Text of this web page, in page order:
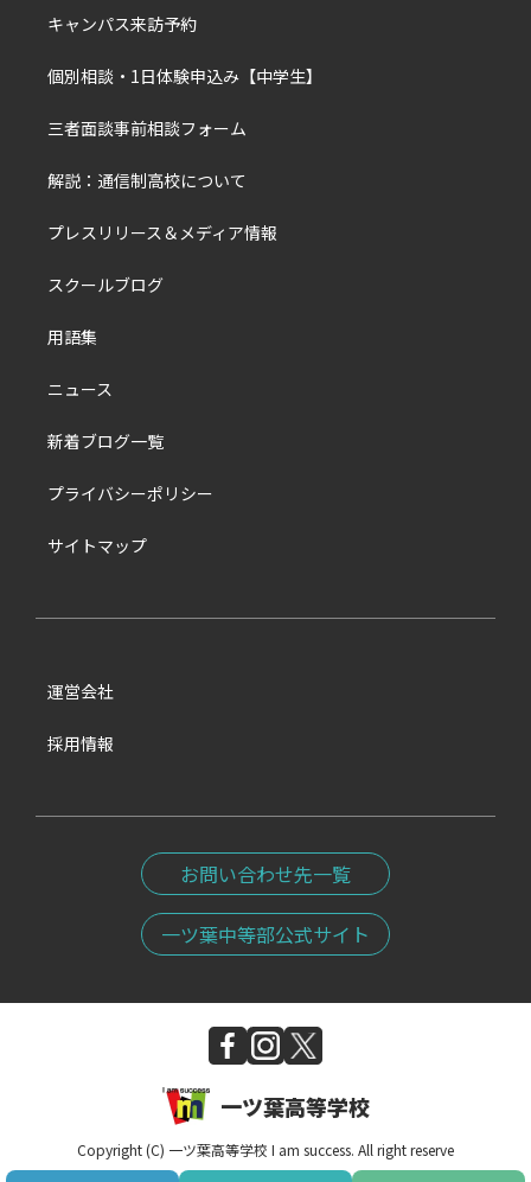
キャンパス来訪予約
個別相談・1日体験申込み【中学生】
三者面談事前相談フォーム
解説：通信制高校について
プレスリリース＆メディア情報
スクールブログ
用語集
ニュース
新着ブログ一覧
プライバシーポリシー
サイトマップ
運営会社
採用情報
お問い合わせ先一覧
一ツ葉中等部公式サイト
一ツ葉高等学校
Copyright (C) 一ツ葉高等学校 I am success. All right reserve